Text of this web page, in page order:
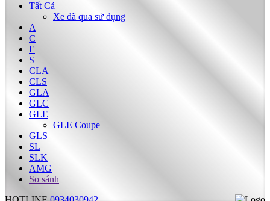
Tất Cả
Xe đã qua sử dụng
A
C
E
S
CLA
CLS
GLA
GLC
GLE
GLE Coupe
GLS
SL
SLK
AMG
So sánh